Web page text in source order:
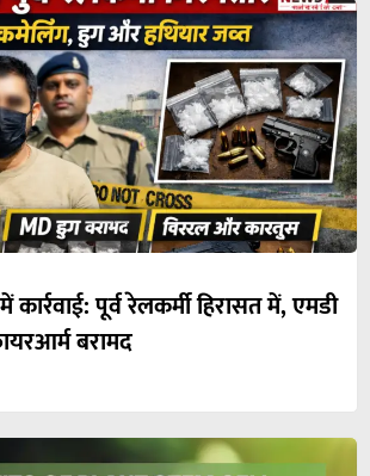
पूर्व रेलकर्मी हिरासत में, एमडी
बरामद